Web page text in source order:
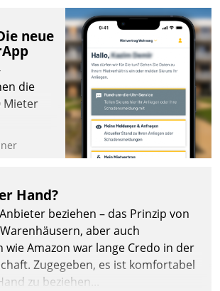
neue
die
Mieter
dem
die
Hand?
beziehen – das Prinzip von
aber auch
wie Amazon war lange Credo in der
Zugegeben, es ist komfortabel
zu beziehen...